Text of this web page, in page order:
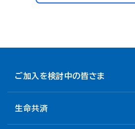
ご加入を検討中の皆さま
生命共済